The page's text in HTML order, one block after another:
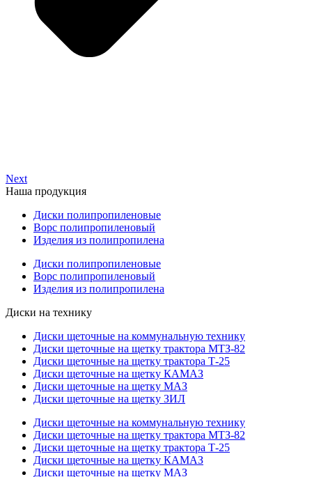
Next
Наша продукция
Диски полипропиленовые
Ворс полипропиленовый
Изделия из полипропилена
Диски полипропиленовые
Ворс полипропиленовый
Изделия из полипропилена
Диски на технику
Диски щеточные на коммунальную технику
Диски щеточные на щетку трактора МТЗ-82
Диски щеточные на щетку трактора Т-25
Диски щеточные на щетку КАМАЗ
Диски щеточные на щетку МАЗ
Диски щеточные на щетку ЗИЛ
Диски щеточные на коммунальную технику
Диски щеточные на щетку трактора МТЗ-82
Диски щеточные на щетку трактора Т-25
Диски щеточные на щетку КАМАЗ
Диски щеточные на щетку МАЗ